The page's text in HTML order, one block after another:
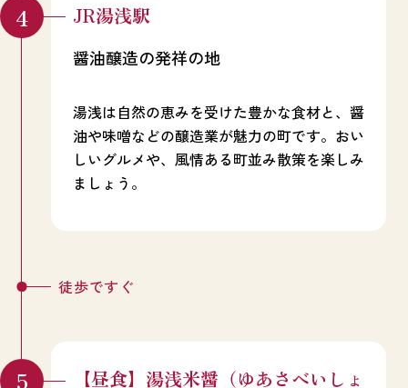
からは眼下を一望でき、休憩にもおすすめ。
ぜんざいなども楽しめます。
内本堂前には気象台標本木があり、その開花
地方に春を呼ぶ寺」とも呼ばれています。毎
訪れ、賑わいを見せます。
JR湯浅駅
醤油醸造の発祥の地
湯浅は自然の恵みを受けた豊かな食材と、醤
油や味噌などの醸造業が魅力の町です。おい
しいグルメや、風情ある町並み散策を楽しみ
ましょう。
徒歩ですぐ
【昼食】湯浅米醤（ゆあさべいしょ